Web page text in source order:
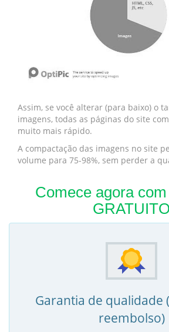
Assim, se você alterar (para baixo) o
imagens, todas as páginas do site
muito mais rápido.
A compactação das imagens no site
volume para 75-98%, sem perder a
Comece agora
GRATUITO
Garantia de qualidade
reembolso)